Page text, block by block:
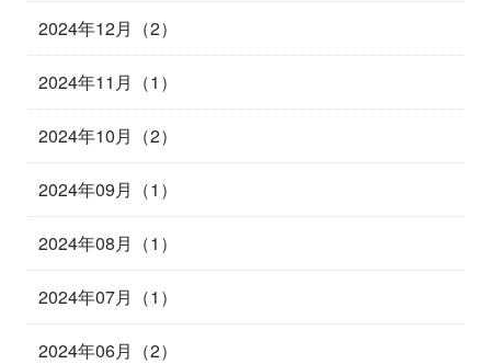
2024年12月（2）
2024年11月（1）
2024年10月（2）
2024年09月（1）
2024年08月（1）
2024年07月（1）
2024年06月（2）